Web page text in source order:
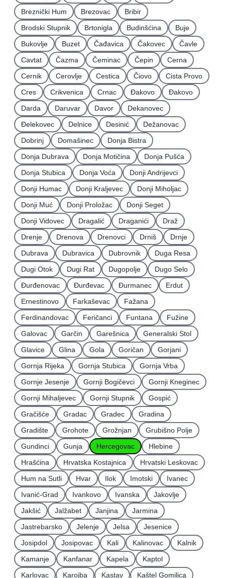
Breznički Hum
Brezovac
Bribir
Brodski Stupnik
Brtonigla Budinšćina
Buje
Bukovlje
Buzet Čađavica Čakovec
Čavle
Cavtat
Čazma Čeminac Čepin
Cerna
Cernik
Cerovlje Cestica Čiovo
Cista Provo
Cres
Crikvenica Crnac Đakovo
Ðakovo
Darda
Daruvar Davor
Dekanovec
Ðelekovec
Delnice Desinić
Dežanovac
Dobrinj
Domašinec
Donja Bistra
Donja Dubrava
Donja Motičina
Donja Pušća
Donja Stubica
Donja Voća
Donji Andrijevci
Donji Humac
Donji Kraljevec
Donji Miholjac
Donji Muć
Donji Proložac
Donji Seget
Donji Vidovec
Dragalić Draganići
Draž
Drenje
Drenova Drenovci Drniš
Drnje
Dubrava
Dubravica Dubrovnik
Duga Resa
Dugi Otok
Dugi Rat Dugopolje
Dugo Selo
Ðurđenovac
Ðurđevac Ðurmanec
Erdut
Ernestinovo
Farkaševac
Fažana
Ferdinandovac
Feričanci Funtana
Fužine
Galovac
Garčin Garešnica
Generalski Stol
Glavice
Glina Gola Goričan
Gorjani
Gornja Rijeka
Gornja Stubica
Gornja Vrba
Gornje Jesenje
Gornji Bogičevci
Gornji Kneginec
Gornji Mihaljevec
Gornji Stupnik
Gospić
Gračišće
Gradac Gradec
Gradina
Gradište
Grohote Grožnjan
Grubišno Polje
Gundinci
Gunja Hercegovac
Hlebine
Hrašćina
Hrvatska Kostajnica
Hrvatski Leskovac
Hum na Sutli
Hvar Ilok Imotski
Ivanec
Ivanić-Grad
Ivankovo Ivanska
Jakovlje
Jakšić
Jalžabet Janjina
Jarmina
Jastrebarsko
Jelenje Jelsa
Jesenice
Josipdol
Josipovac Kali Kalinovac
Kalnik
Kamanje
Kanfanar Kapela
Kaptol
Karlovac
Karojba Kastav Kaštel Gomilica